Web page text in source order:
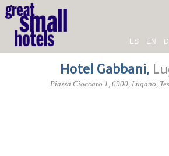
ES EN
Hotel Gabbani,
Piazza Cioccaro 1 , 6900, Lugano,